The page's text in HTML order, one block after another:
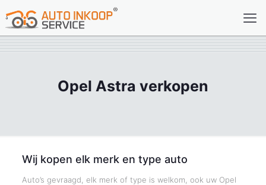
Opel Astra verkopen
Wij kopen elk merk en type auto
Auto’s gevraagd, elk merk of type is welkom, ook uw Opel